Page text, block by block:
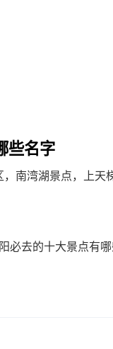
些名字
南湾湖景点，上
必去的十大景点有